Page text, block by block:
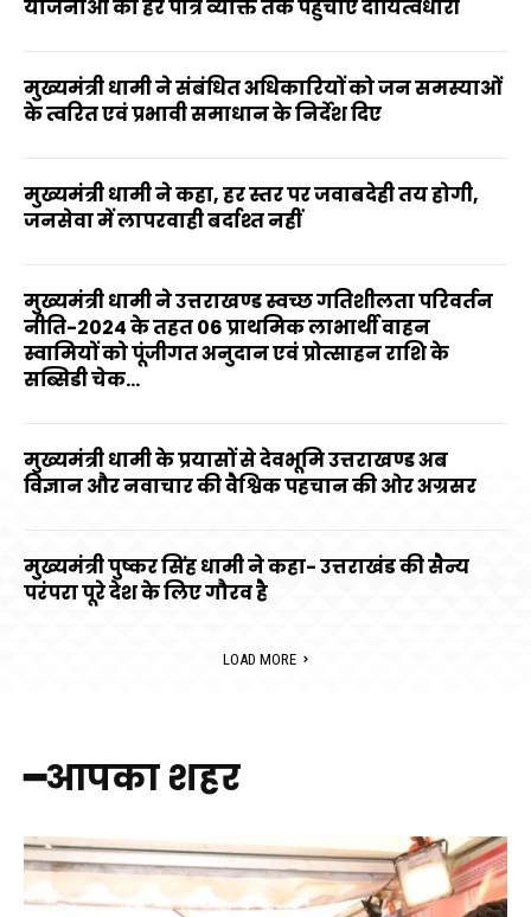
योजनाओं को हर पात्र व्यक्ति तक पहुंचाएं दायित्वधारी
मुख्यमंत्री धामी ने संबंधित अधिकारियों को जन समस्याओं
के त्वरित एवं प्रभावी समाधान के निर्देश दिए
मुख्यमंत्री धामी ने कहा, हर स्तर पर जवाबदेही तय होगी,
जनसेवा में लापरवाही बर्दाश्त नहीं
मुख्यमंत्री धामी ने उत्तराखण्ड स्वच्छ गतिशीलता परिवर्तन
नीति-2024 के तहत 06 प्राथमिक लाभार्थी वाहन
स्वामियों को पूंजीगत अनुदान एवं प्रोत्साहन राशि के
सब्सिडी चेक...
मुख्यमंत्री धामी के प्रयासों से देवभूमि उत्तराखण्ड अब
विज्ञान और नवाचार की वैश्विक पहचान की ओर अग्रसर
मुख्यमंत्री पुष्कर सिंह धामी ने कहा- उत्तराखंड की सैन्य
परंपरा पूरे देश के लिए गौरव है
LOAD MORE
━आपका शहर